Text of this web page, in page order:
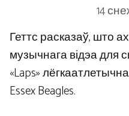
14
Геттс расказаў, што
музычнага відэа для
«Laps»
Essex Beagles.